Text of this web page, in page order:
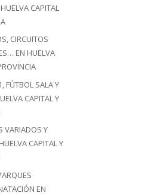
CAPITAL
CIRCUITOS
EN HUELVA
FÚTBOL SALA Y
CAPITAL Y
VARIADOS Y
CAPITAL Y
EN